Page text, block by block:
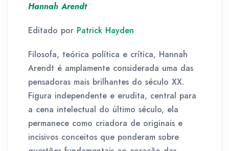
Hannah Arendt
Editado por Patrick Hayden
Filosofa, teórica política e crítica, Hannah
Arendt é amplamente considerada uma das
pensadoras mais brilhantes do século XX.
Figura independente e erudita, central para
a cena intelectual do último século, ela
permanece como criadora de originais e
incisivos conceitos que ponderam sobre